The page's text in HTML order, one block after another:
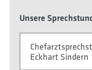
Unsere
Eckhart Sindern